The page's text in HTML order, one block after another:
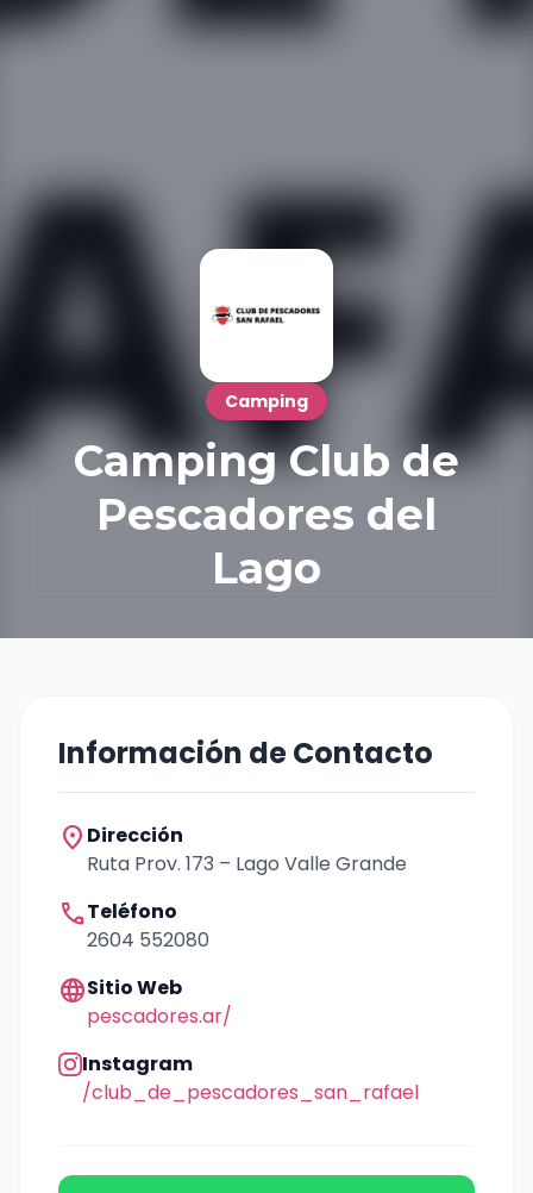
Camping
Camping Club de
Pescadores del
Lago
Información de Contacto
location_on Dirección
Ruta Prov. 173 – Lago Valle Grande
callTeléfono
2604 552080
languageSitio Web
pescadores.ar/
Instagram
/club_de_pescadores_san_rafael